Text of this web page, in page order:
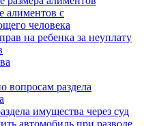
алиментов с
человека
на ребенка за неуплату
вопросам раздела
имущества через суд
автомобиль при разводе